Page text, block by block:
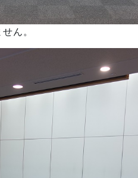
ん。